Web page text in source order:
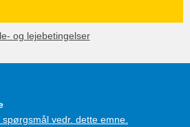
og lejebetingelser
vedr. dette emne.